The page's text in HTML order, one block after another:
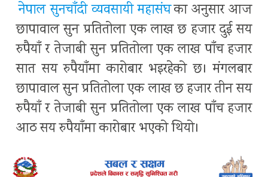
नेपाल सुनचाँदी व्यवसायी महासंघका अनुसार आज
छापावाल सुन प्रतितोला एक लाख छ हजार दुई सय
रुपैयाँ र तेजाबी सुन प्रतितोला एक लाख पाँच हजार
सात सय रुपैयाँमा कारोबार भइरहेको छ। मंगलबार
छापावाल सुन प्रतितोला एक लाख छ हजार तीन सय
रुपैयाँ र तेजाबी सुन प्रतितोला एक लाख पाँच हजार
आठ सय रुपैयाँमा कारोबार भएको थियो।